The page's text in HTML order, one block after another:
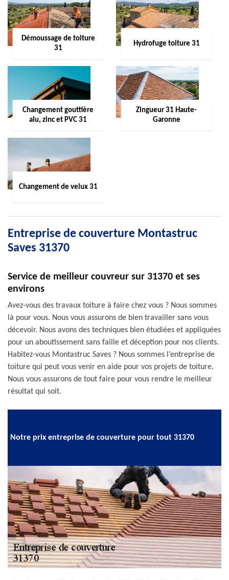
Démoussage de toiture
31
Hydrofuge toiture 31
Changement gouttière
alu, zinc et PVC 31
Zingueur 31 Haute-
Garonne
Changement de velux 31
Entreprise de couverture Montastruc
Saves 31370
Service de meilleur couvreur sur 31370 et ses
environs
Avez-vous des travaux toiture à faire chez vous ? Nous sommes
là pour vous. Nous vous assurons de bien travailler sans vous
décevoir. Nous avons des techniques bien étudiées et appliquées
pour un aboutissement sans faille et déception pour nos clients.
Habitez-vous Montastruc Saves ? Nous sommes l’entreprise de
toiture qui peut vous venir en aide pour vos projets de toiture.
Nous vous assurons de tout faire pour vous rendre le meilleur
résultat qui soit.
Notre prix entreprise de couverture pour tout 31370